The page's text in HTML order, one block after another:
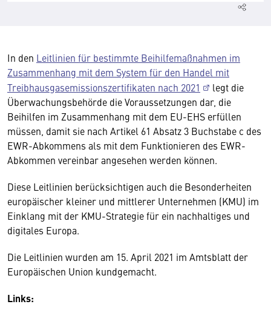
In den Leitlinien für bestimmte Beihilfemaßnahmen im
Zusammenhang mit dem System für den Handel mit
Treibhausgasemissionszertifikaten nach 2021
legt die
Überwachungsbehörde die Voraussetzungen dar, die
Beihilfen im Zusammenhang mit dem EU-EHS erfüllen
müssen, damit sie nach Artikel 61 Absatz 3 Buchstabe c des
EWR-Abkommens als mit dem Funktionieren des EWR-
Abkommen vereinbar angesehen werden können.
Diese Leitlinien berücksichtigen auch die Besonderheiten
europäischer kleiner und mittlerer Unternehmen (KMU) im
Einklang mit der KMU-Strategie für ein nachhaltiges und
digitales Europa.
Die Leitlinien wurden am 15. April 2021 im Amtsblatt der
Europäischen Union kundgemacht.
Links: